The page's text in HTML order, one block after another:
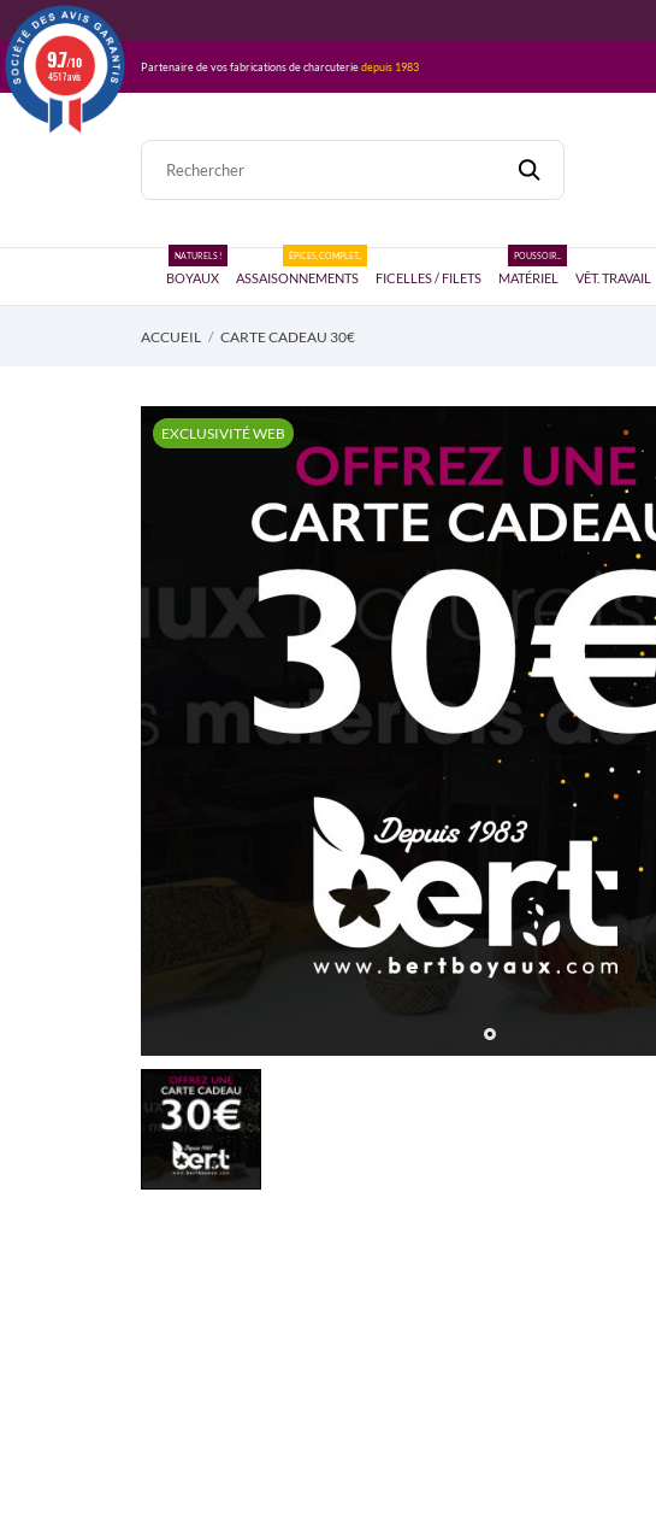
Partenaire de vos fabrications de charcuteriedepuis 1983
BOYAUX
NATURELS !
ASSAISONNEMENTS
ÉPICES, COMPLET...
FICELLES / FILETS MATÉRIEL
POUSSOIR...
VÊT. TRAVAIL
ACCUEIL CARTE CADEAU 30€
EXCLUSIVITÉ WEB
9.7/10
4517 avis